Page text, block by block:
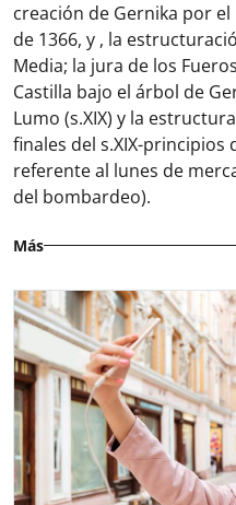
creación de Gernika por el
de 1366, y , la
Media; la jura de los
Castilla bajo el árbol de
Lumo (s.XIX) y la
finales del s.XIX-principios
referente al lunes de
del bombardeo).
Más